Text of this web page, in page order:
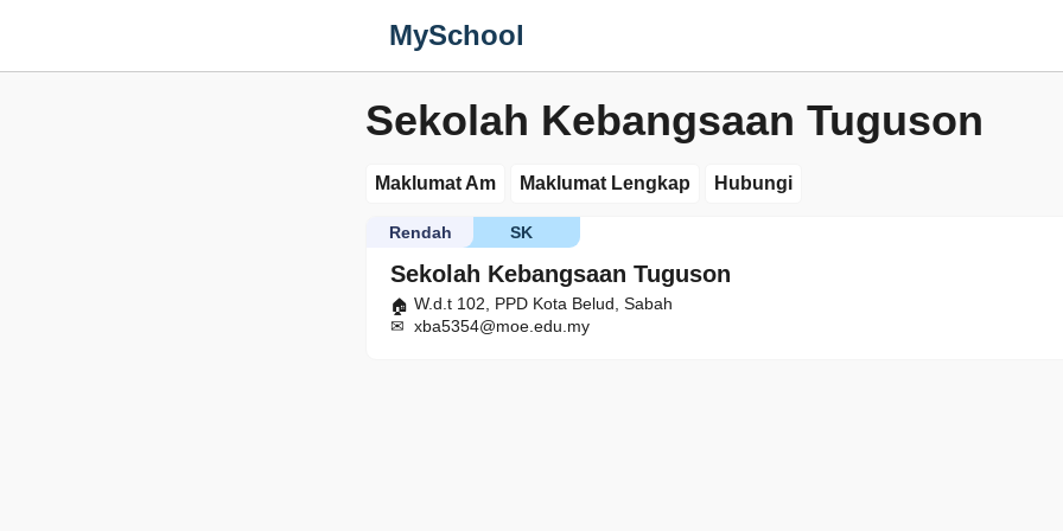
MySchool
Sekolah Kebangsaan Tuguson
Maklumat Am Maklumat Lengkap Hubungi
Sekolah Kebangsaan Tuguson
SK
Rendah
W.d.t 102, PPD Kota Belud, Sabah
xba5354@moe.edu.my